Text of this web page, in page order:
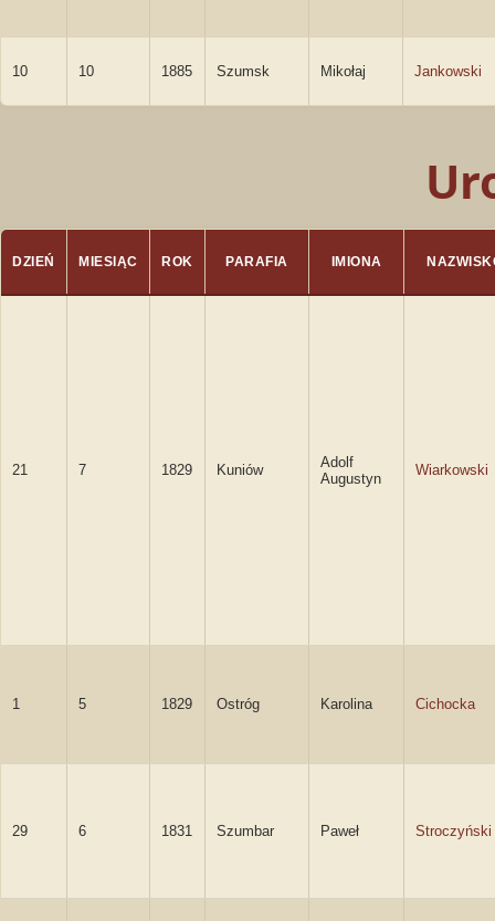
10 10 1885 Szumsk Mikołaj Jankowski
DZIEŃ MIESIĄC ROK PARAFIA IMIONA
21 7 1829 Kuniów
Adolf
Augustyn
Wiarkowski
1 5 1829 Ostróg Karolina Cichocka
29 6 1831 Szumbar Paweł Stroczyński